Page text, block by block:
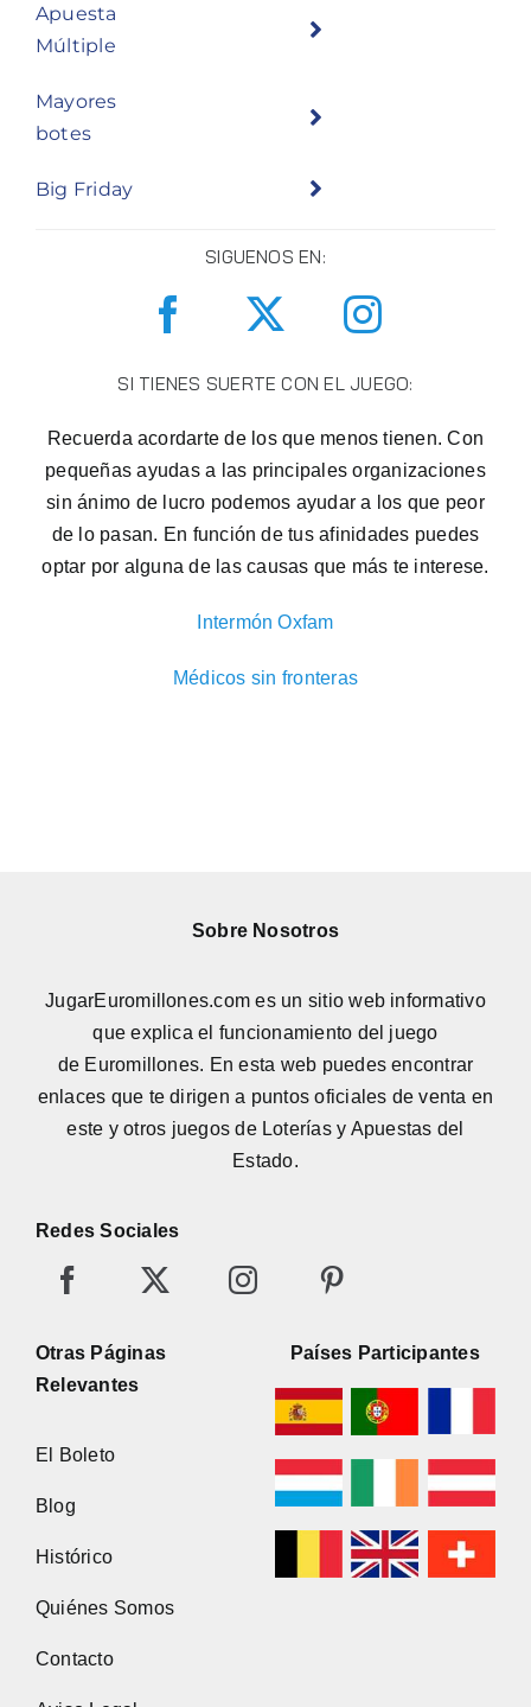
Apuesta
Múltiple
Mayores
botes
Big Friday
SIGUENOS EN:
SI TIENES SUERTE CON EL JUEGO:
Recuerda acordarte de los que menos tienen. Con
pequeñas ayudas a las principales organizaciones
sin ánimo de lucro podemos ayudar a los que peor
de lo pasan. En función de tus afinidades puedes
optar por alguna de las causas que más te interese.
Intermón Oxfam
Médicos sin fronteras
Sobre Nosotros
JugarEuromillones.com es un sitio web informativo
que explica el funcionamiento del juego
de Euromillones. En esta web puedes encontrar
enlaces que te dirigen a puntos oficiales de venta en
este y otros juegos de Loterías y Apuestas del
Estado.
Redes Sociales
Otras Páginas
Relevantes
El Boleto
Blog
Histórico
Quiénes Somos
Contacto
Países Participantes